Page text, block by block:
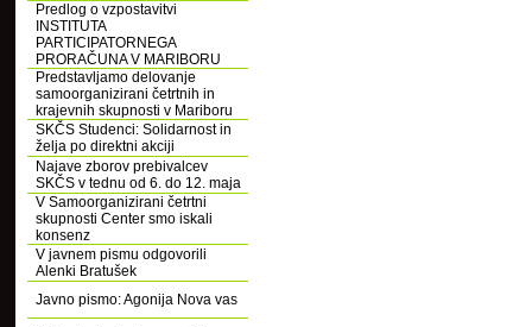
Predlog o vzpostavitvi
INSTITUTA
PARTICIPATORNEGA
PRORAČUNA V MARIBORU
Predstavljamo delovanje
samoorganizirani četrtnih in
krajevnih skupnosti v Mariboru
SKČS Studenci: Solidarnost in
želja po direktni akciji
Najave zborov prebivalcev
SKČS v tednu od 6. do 12. maja
V Samoorganizirani četrtni
skupnosti Center smo iskali
konsenz
V javnem pismu odgovorili
Alenki Bratušek
Javno pismo: Agonija Nova vas